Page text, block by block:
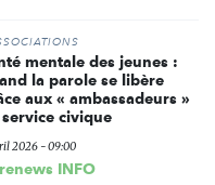
mentale des jeunes :
la parole se libère
aux « ambassadeurs »
civique
2026 - 09:00
INFO